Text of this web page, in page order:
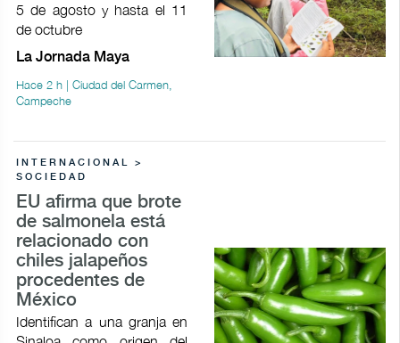
5 de agosto y hasta el 11
de octubre
La Jornada Maya
Hace 2 h | Ciudad del Carmen,
Campeche
INTERNACIONAL >
SOCIEDAD
EU afirma que brote
de salmonela está
relacionado con
chiles jalapeños
procedentes de
México
Identifican a una granja en